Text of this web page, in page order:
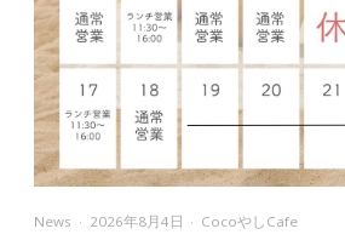
News 2026年8月4日 CocoやしCafe